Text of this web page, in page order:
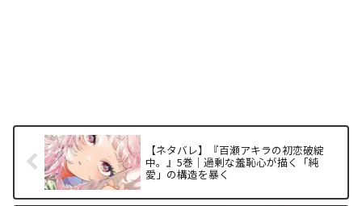
【ネタバレ】『百瀬アキラの初恋破綻
中。』5巻｜過剰な羞恥心が描く「純
愛」の構造を暴く